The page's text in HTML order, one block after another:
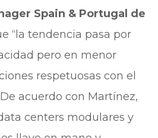
Spain & Portugal de
“la tendencia pasa por
pero en menor
respetuosas con el
acuerdo con Martínez,
centers modulares y